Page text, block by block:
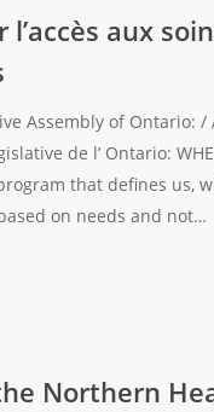
aux
Assembly of Ontario: /
de l’ Ontario:
that defines us,
on needs and not…
Northern